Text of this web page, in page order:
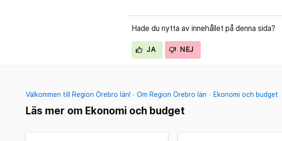
Hade du nytta av innehållet på denna sida?
JA NEJ
Välkommen till Region Örebro län! Om Region Örebro län Ekonomi och budget
Läs mer om Ekonomi och budget